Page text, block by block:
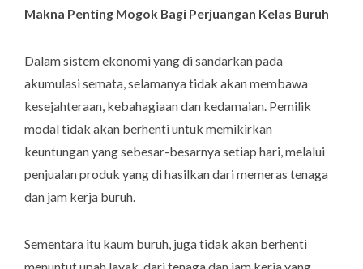
Makna Penting Mogok Bagi Perjuangan Kelas Buruh
Dalam sistem ekonomi yang di sandarkan pada
akumulasi semata, selamanya tidak akan membawa
kesejahteraan, kebahagiaan dan kedamaian. Pemilik
modal tidak akan berhenti untuk memikirkan
keuntungan yang sebesar-besarnya setiap hari, melalui
penjualan produk yang di hasilkan dari memeras tenaga
dan jam kerja buruh.
Sementara itu kaum buruh, juga tidak akan berhenti